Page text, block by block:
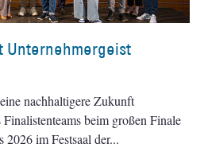
nachhaltigere Zukunft
Finalistenteams beim großen Finale
2026 im Festsaal der